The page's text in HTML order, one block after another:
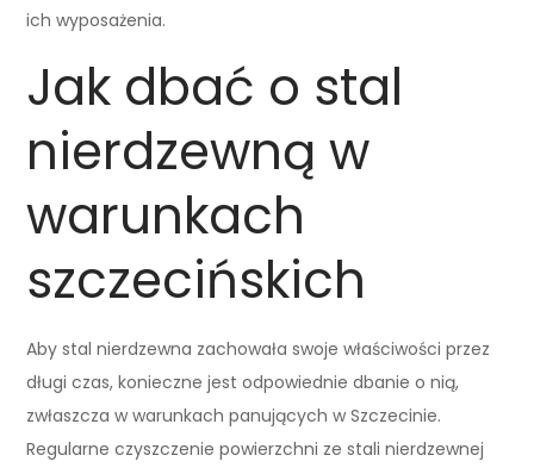
ich wyposażenia.
Jak dbać o stal
nierdzewną w
warunkach
szczecińskich
Aby stal nierdzewna zachowała swoje właściwości przez
długi czas, konieczne jest odpowiednie dbanie o nią,
zwłaszcza w warunkach panujących w Szczecinie.
Regularne czyszczenie powierzchni ze stali nierdzewnej